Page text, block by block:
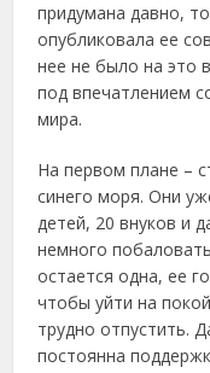
придумана давно,
опубликовала ее
нее не было на это
под впечатлением
мира.
На первом плане –
синего моря. Они
детей, 20 внуков и
немного
остается одна, ее
чтобы уйти на
трудно отпустить.
постоянна